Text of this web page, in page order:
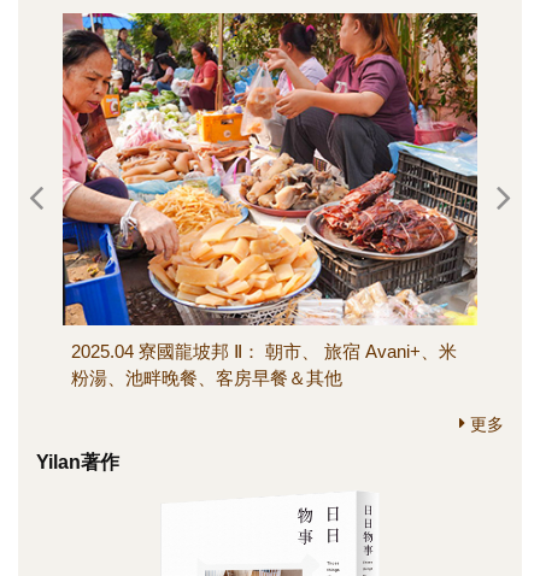
2025.04 寮國龍坡邦 Ⅱ： 朝市、 旅宿 Avani+、米
粉湯、池畔晚餐、客房早餐＆其他
更多
Yilan著作